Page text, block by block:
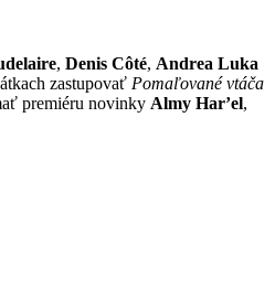
, Denis Côté, Andrea Luka
zastupovať Pomaľované vtáča
premiéru novinky Almy Har’el,